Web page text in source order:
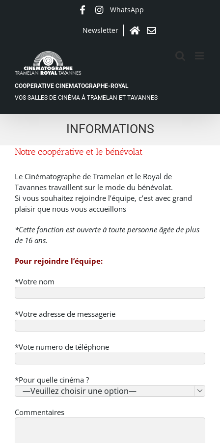
WhatsApp
Newsletter
AccueilContact
COOPERATIVE CINEMATOGRAPHE-ROYAL
VOS SALLES DE CINÉMA À TRAMELAN ET TAVANNES
INFORMATIONS
Notre coopérative et le bénévolat
Le Cinématographe de Tramelan et le Royal de
Tavannes travaillent sur le mode du bénévolat.
Si vous souhaitez rejoindre l’équipe, c’est avec grand
plaisir que nous vous accueillons
*Cette fonction est ouverte à toute personne âgée de plus
de 16 ans.
Pour rejoindre l’équipe:
*Votre nom
*Votre adresse de messagerie
*Vote numero de téléphone
*Pour quelle cinéma ?

Commentaires